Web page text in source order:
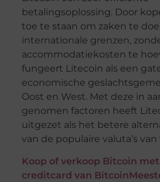
betalingsoplossing. Door
toe te staan om zaken te
internationale grenzen,
accommodatiekosten te
fungeert Litecoin als een
economische
Oost en West. Met deze in
genomen factoren heeft
uitgezet als het betere
van de populaire valuta’s van
Koop of verkoop Bitcoin
creditcard van